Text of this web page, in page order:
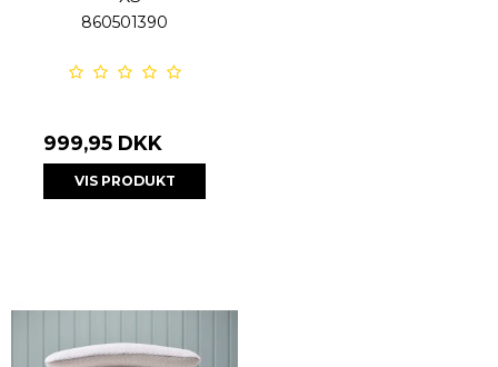
860501390
999,95 DKK
VIS PRODUKT